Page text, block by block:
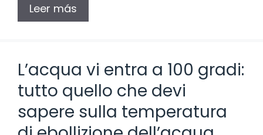
Leer más
L’acqua vi entra a 100 gradi:
tutto quello che devi
sapere sulla temperatura